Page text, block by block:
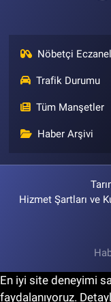
Nöbetçi
Trafik Durumu
Tüm Manşetler
Haber Arşivi
Hizmet Şartları ve
En iyi site deneyimi
faydalanıyoruz.